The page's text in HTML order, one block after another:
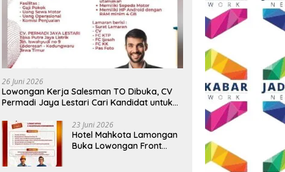
26 Juni 2026
Lowongan Kerja Salesman TO Dibuka, CV
Permadi Jaya Lestari Cari Kandidat untuk
23 Juni 2026
Hotel Mahkota Lamongan
Buka Lowongan Front